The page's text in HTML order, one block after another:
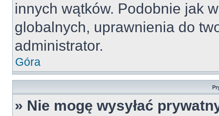
innych wątków. Podobnie jak
globalnych, uprawnienia do
administrator.
Góra
» Nie mogę wysyłać